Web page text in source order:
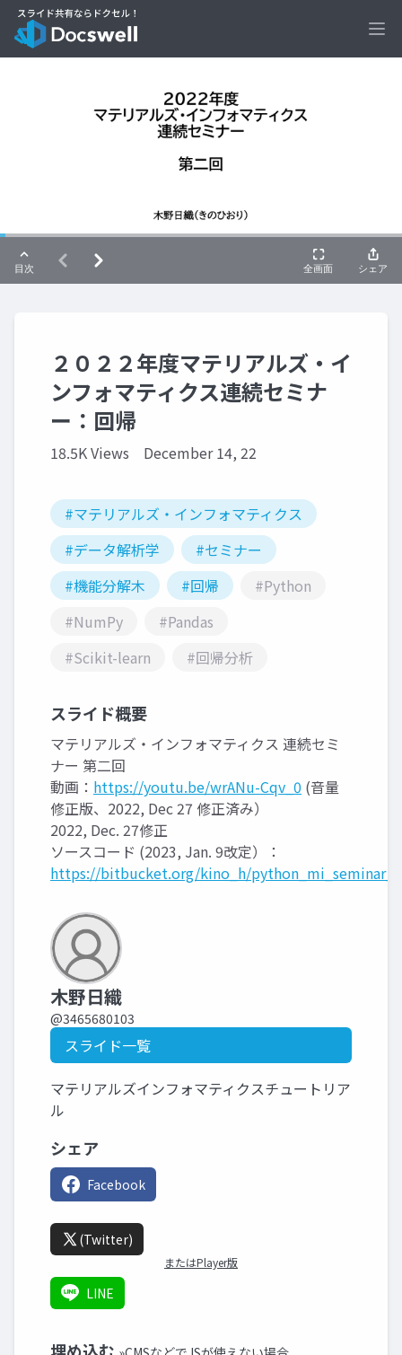
２０２２年度マテリアルズ・イ
ンフォマティクス連続セミナ
ー：回帰
18.5K Views December 14, 22
#マテリアルズ・インフォマティクス
#データ解析学
#セミナー
#機能分解木
#回帰
#Python
#NumPy
#Pandas
#Scikit-learn
#回帰分析
スライド概要
マテリアルズ・インフォマティクス 連続セミ
ナー 第二回
動画： https://youtu.be/wrANu-Cqv_0 (音量
修正版、2022, Dec 27 修正済み）
2022, Dec. 27修正
ソースコード (2023, Jan. 9改定）：
https://bitbucket.org/kino_h/
木野日織
@3465680103
スライド一覧
マテリアルズインフォマティクスチュートリア
ル
シェア
Facebook
(Twitter)
またはPlayer版
LINE